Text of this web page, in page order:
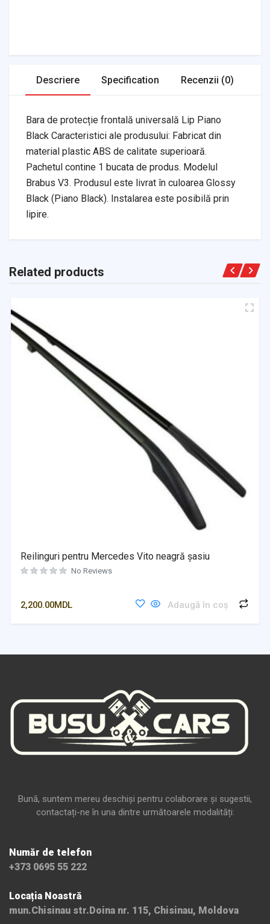
Descriere Specification Recenzii (0)
Bara de protecție frontală universală Lip Piano
Black Caracteristici ale produsului: Fabricat din
material plastic ABS de calitate superioară.
Pachetul contine 1 bucata de produs. Modelul
Brabus V3. Produsul este livrat în culoarea Glossy
Black (Piano Black). Instalarea este posibilă prin
lipire.
Related products
Reilinguri pentru Mercedes Vito neagră șasiu
No Reviews
2,200.00MDL Adaugă în coș
Bună, suntem mereu deschiși pentru colaborare și sugestii,
contactați-ne în una dintre următoarele modalități:
Număr de telefon
+373 0695 55 222
Locația Noastră
mun.Chisinau str.Doina nr. 115, Chisinau, Moldova